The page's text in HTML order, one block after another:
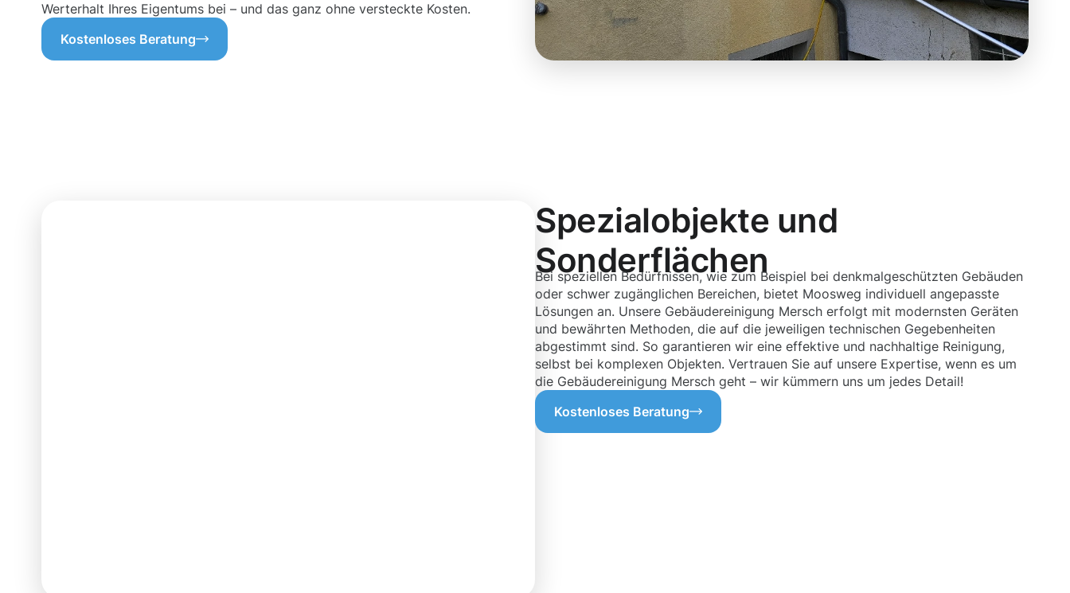
Werterhalt Ihres Eigentums bei – und das ganz ohne versteckte Kosten.
Kostenloses Beratung
Spezialobjekte und
Sonderflächen
Bei speziellen Bedürfnissen, wie zum Beispiel bei denkmalgeschützten Gebäuden
oder schwer zugänglichen Bereichen, bietet Moosweg individuell angepasste
Lösungen an. Unsere Gebäudereinigung Mersch erfolgt mit modernsten Geräten
und bewährten Methoden, die auf die jeweiligen technischen Gegebenheiten
abgestimmt sind. So garantieren wir eine effektive und nachhaltige Reinigung,
selbst bei komplexen Objekten. Vertrauen Sie auf unsere Expertise, wenn es um
die Gebäudereinigung Mersch geht – wir kümmern uns um jedes Detail!
Kostenloses Beratung